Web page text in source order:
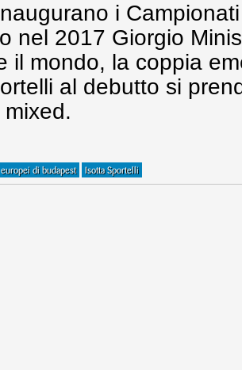
i
nel 2017 Giorgio
il mondo, la coppia
al debutto si
di budapest Isotta Sportelli